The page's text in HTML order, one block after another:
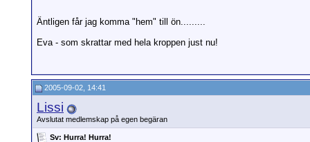
Äntligen får jag komma "hem" till ön.........
Eva - som skrattar med hela kroppen just nu!
2005-09-02, 14:41
Lissi
Avslutat medlemskap på egen begäran
Sv: Hurra! Hurra!